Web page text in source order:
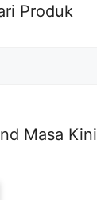
Produk
Masa